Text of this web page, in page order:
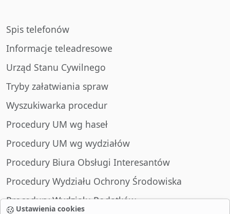
Ustawienia cookies
Spis telefonów
Informacje teleadresowe
Urząd Stanu Cywilnego
Tryby załatwiania spraw
Wyszukiwarka procedur
Procedury UM wg haseł
Procedury UM wg wydziałów
Procedury Biura Obsługi Interesantów
Procedury Wydziału Ochrony Środowiska
Procedury Wydziału Podatków